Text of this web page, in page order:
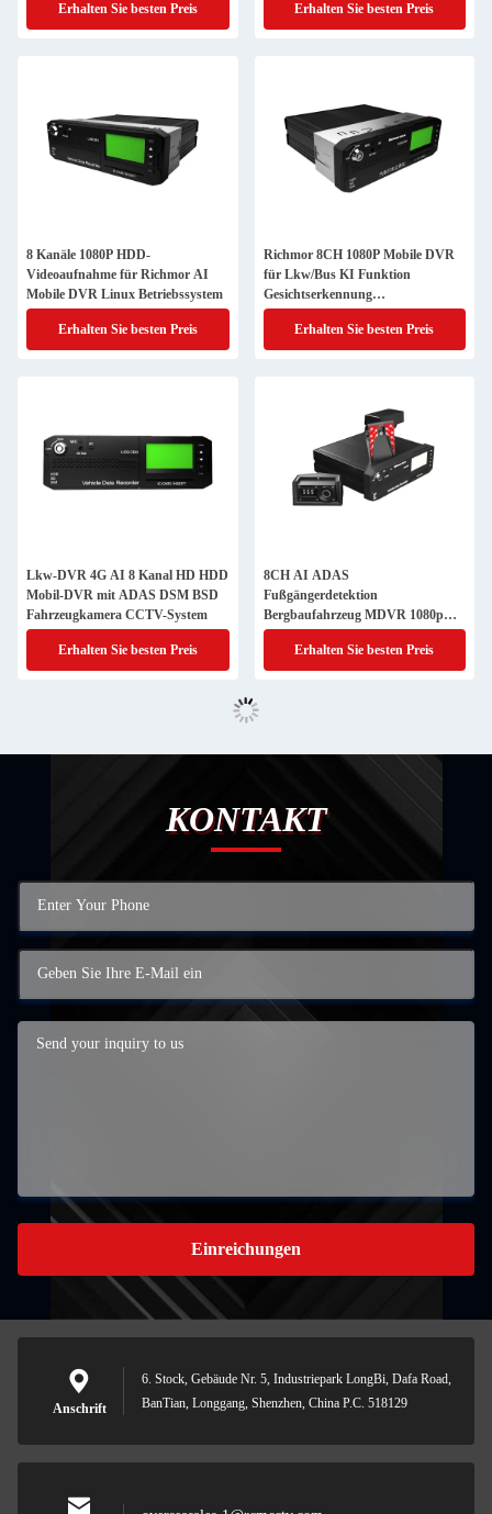
Erhalten Sie besten Preis Erhalten Sie besten Preis
8 Kanäle 1080P HDD-
Videoaufnahme für Richmor AI
Mobile DVR Linux Betriebssystem
Erhalten Sie besten Preis
Richmor 8CH 1080P Mobile DVR
für Lkw/Bus KI Funktion
Gesichtserkennung
ADAS/DSM/BSD
Erhalten Sie besten Preis
Lkw-DVR 4G AI 8 Kanal HD HDD
Mobil-DVR mit ADAS DSM BSD
Fahrzeugkamera CCTV-System
Erhalten Sie besten Preis
8CH AI ADAS
Fußgängerdetektion
Bergbaufahrzeug MDVR 1080p
Mobil DVR mit SDK Funktion
Erhalten Sie besten Preis
KONTAKT
Einreichungen
Anschrift
6. Stock, Gebäude Nr. 5, Industriepark LongBi, Dafa Road,
BanTian, Longgang, Shenzhen, China P.C. 518129